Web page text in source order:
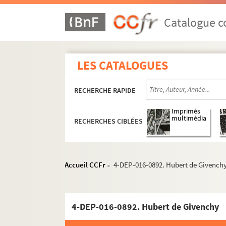
Catalogue
LES CATALOGUES
RECHERCHE RAPIDE
RECHERCHES CIBLÉES
Imprimés
multimédia
Accueil CCFr > 4-DEP-016-0892. Hubert de
4-DEP-016-0892. Hubert de Givenchy
Linge de maison, blanc, trousseaux
Marques de prêt-à-porter
Maisons de haute couture et de créateurs